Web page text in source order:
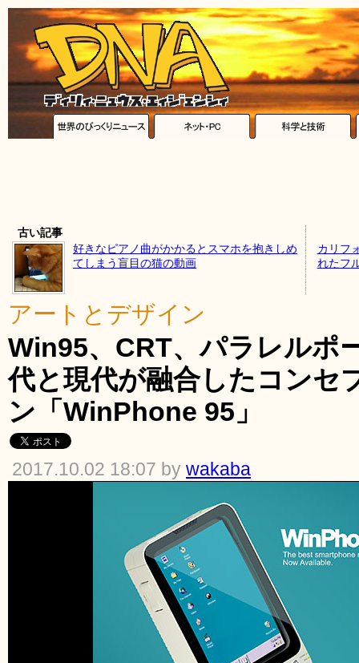
古い記事
好きなピアノ曲がかかるとスマホを抱きしめ
てしまう盲目の猫の動画
カリフ
れたフ
アートとデザイン
Win95、CRT、パラレルポ
代と現代が融合したコンセ
ン「WinPhone 95」
2017.10.02 18:07 by wakaba